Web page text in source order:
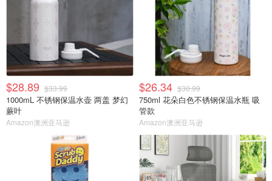
$28.89 $33.99
1000mL 不锈钢保温水壶 两盖 梦幻
蕨叶
Amazon澳洲亚马逊
$26.34 $30.99
750ml 花朵白色不锈钢保温水瓶 吸
管款
Amazon澳洲亚马逊